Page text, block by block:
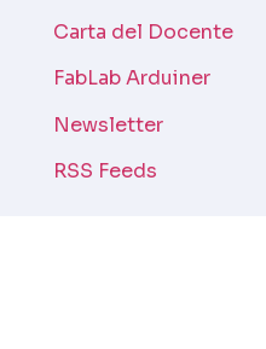
Carta del Docente
FabLab Arduiner
Newsletter
RSS Feeds